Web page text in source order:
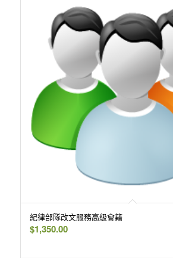
紀律部隊改文服務高級會籍
$1,350.00